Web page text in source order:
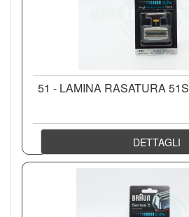
51 - LAMINA RASATURA 51S
DETTAGLI